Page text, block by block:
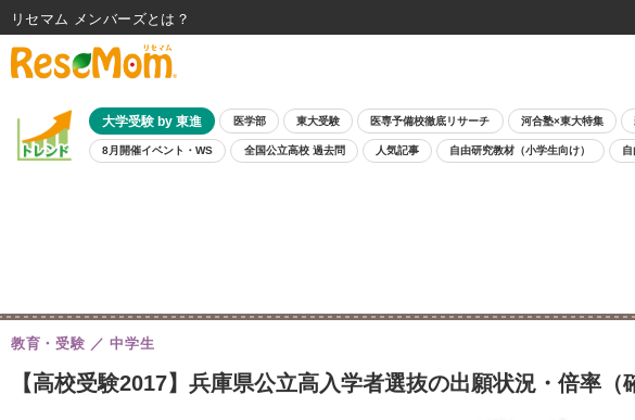
大学受験 by 東進 医学部 東大受験 医専予備校徹底リサーチ 河合塾×東大特集
8月開催イベント・WS 全国公立高校 過去問 人気記事 自由研究教材（小学生向け） 自
【高校受験2017】兵庫県公立高入学者選抜の出願状況・倍率
教育・受験 中学生
リセマム メンバーズ